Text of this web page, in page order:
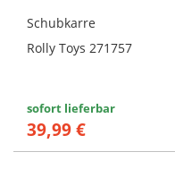
Schubkarre
Rolly Toys 271757
sofort lieferbar
39,99 €